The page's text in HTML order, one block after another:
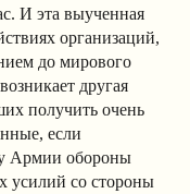
И эта выученная
организаций,
до мирового
другая
получить очень
если
Армии обороны
усилий со стороны